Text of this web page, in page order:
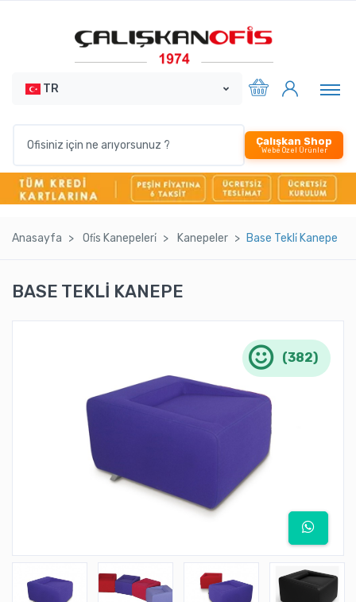
TR
Çalışkan Shop
Webe Özel Ürünler
Anasayfa Ofi̇s Kanepeleri̇ Kanepeler Base Tekli̇ Kanepe
BASE TEKLİ KANEPE
(382)